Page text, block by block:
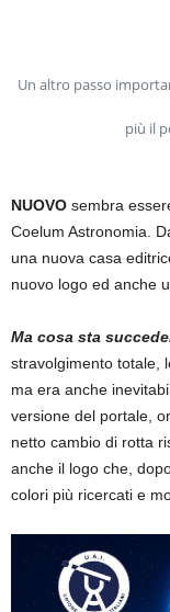
Un altro passo
più il
NUOVO sembra
Coelum Astronomia.
una nuova casa
nuovo logo ed anche
Ma cosa sta
stravolgimento totale,
ma era anche
versione del portale,
netto cambio di rotta
anche il logo che,
colori più ricercati e